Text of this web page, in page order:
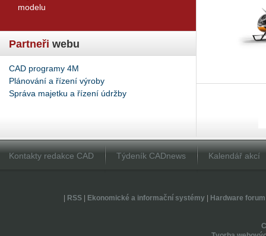
modelu
Partneři webu
CAD programy 4M
Plánování a řízení výroby
Správa majetku a řízení údržby
Kontakty redakce CAD Týdeník CADnews Kalendář akcí
RSS| Ekonomické a informační systémy| Hardware forum